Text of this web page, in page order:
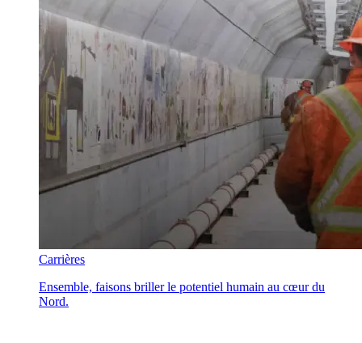
Carrières
Ensemble, faisons briller le potentiel humain au cœur du
Nord.